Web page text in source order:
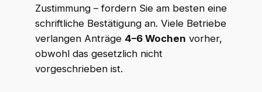
Zustimmung – fordern Sie am besten eine
schriftliche Bestätigung an. Viele Betriebe
verlangen Anträge 4–6 Wochen vorher,
obwohl das gesetzlich nicht
vorgeschrieben ist.